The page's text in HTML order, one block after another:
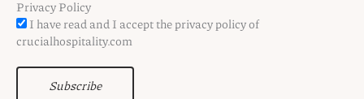
Privacy Policy
I have read and I accept the privacy policy of
crucialhospitality.com
Subscribe